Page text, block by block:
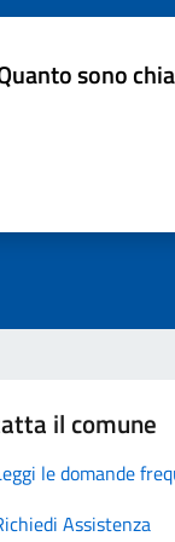
sono
il comune
le domande
Assistenza